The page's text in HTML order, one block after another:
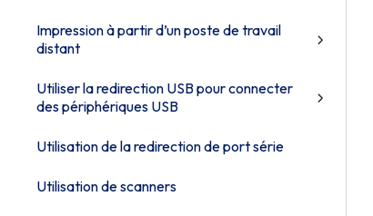
Impression à partir d’un poste de travail
distant
Utiliser la redirection USB pour connecter
des périphériques USB
Utilisation de la redirection de port série
Utilisation de scanners